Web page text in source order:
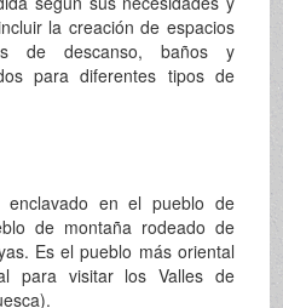
la creación de espacios
de descanso, baños y
para diferentes tipos de
enclavado en el pueblo de
de montaña rodeado de
Es el pueblo más oriental
para visitar los Valles de